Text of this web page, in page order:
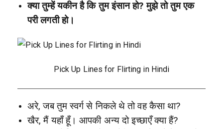
क्या तुम्हें यकीन है कि तुम इंसान हो? मुझे तो तुम एक
परी लगती हो।
Pick Up Lines for Flirting in Hindi
अरे, जब तुम स्वर्ग से निकले थे तो वह कैसा था?
खैर, मैं यहाँ हूँ। आपकी अन्य दो इच्छाएँ क्या हैं?